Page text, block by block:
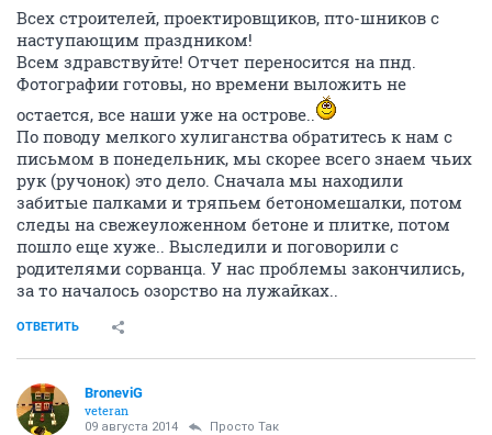
Всех строителей, проектировщиков, пто-шников с
наступающим праздником!
Всем здравствуйте! Отчет переносится на пнд.
Фотографии готовы, но времени выложить не
остается, все наши уже на острове..
По поводу мелкого хулиганства обратитесь к нам с
письмом в понедельник, мы скорее всего знаем чьих
рук (ручонок) это дело. Сначала мы находили
забитые палками и тряпьем бетономешалки, потом
следы на свежеуложенном бетоне и плитке, потом
пошло еще хуже.. Выследили и поговорили с
родителями сорванца. У нас проблемы закончились,
за то началось озорство на лужайках..
ОТВЕТИТЬ
BroneviG
veteran
09 августа 2014 Просто Так